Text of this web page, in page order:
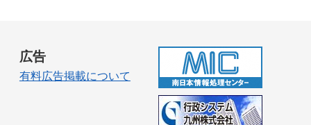
広告
有料広告掲載について